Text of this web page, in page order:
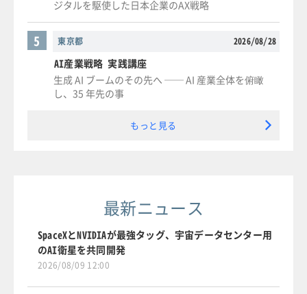
ジタルを駆使した日本企業のAX戦略
東京都 2026/08/28
5
AI産業戦略 実践講座
生成 AI ブームのその先へ ── AI 産業全体を俯瞰
し、35 年先の事
もっと見る
最新ニュース
SpaceXとNVIDIAが最強タッグ、宇宙データセンター用
のAI衛星を共同開発
2026/08/09 12:00